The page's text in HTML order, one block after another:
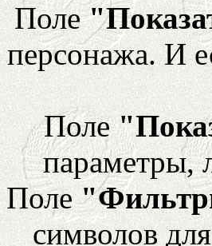
Поле
персонажа. И
Поле
параметры,
Поле
символов